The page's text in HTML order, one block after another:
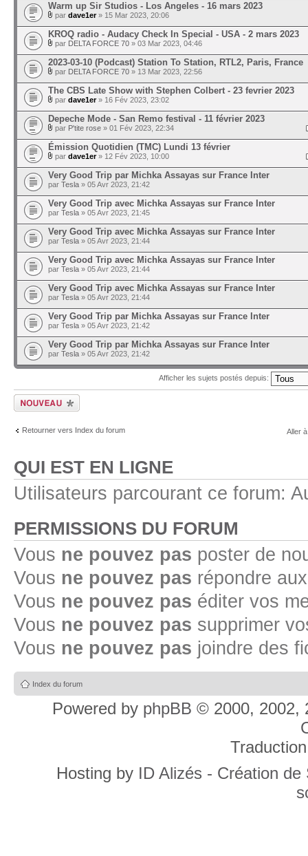
Warm up Sir Studios - Los Angeles - 16 mars 2023
par dave1er» 15 Mar 2023, 20:06
KROQ radio - Audacy Check In Special - USA - 2 mars 2023
par DELTA FORCE 70 » 03 Mar 2023, 04:46
2023-03-10 (Podcast) Station To Station, RTL2, Paris, France
par DELTA FORCE 70 » 13 Mar 2023, 22:56
The CBS Late Show with Stephen Colbert - 23 fevrier 2023
par dave1er» 16 Fév 2023, 23:02
Depeche Mode - San Remo festival - 11 février 2023
par P'tite rose » 01 Fév 2023, 22:34
Émission Quotidien (TMC) Lundi 13 février
par dave1er» 12 Fév 2023, 10:00
Very Good Trip par Michka Assayas sur France Inter
par Tesla » 05 Avr 2023, 21:42
Very Good Trip avec Michka Assayas sur France Inter
par Tesla » 05 Avr 2023, 21:45
Very Good Trip avec Michka Assayas sur France Inter
par Tesla » 05 Avr 2023, 21:44
Very Good Trip avec Michka Assayas sur France Inter
par Tesla » 05 Avr 2023, 21:44
Very Good Trip avec Michka Assayas sur France Inter
par Tesla » 05 Avr 2023, 21:44
Very Good Trip par Michka Assayas sur France Inter
par Tesla » 05 Avr 2023, 21:42
Very Good Trip par Michka Assayas sur France Inter
par Tesla » 05 Avr 2023, 21:42
Afficher les sujets postés depuis:
Ecrire un nouveau
sujet
Retourner vers Index du forum Aller
QUI EST EN LIGNE
Utilisateurs parcourant ce forum:
PERMISSIONS DU FORUM
Vous ne pouvez pas poster de
Vous ne pouvez pas répondre
Vous ne pouvez pas éditer vos
Vous ne pouvez pas supprimer
Vous ne pouvez pas joindre des
Index du forum
Powered by phpBB © 2000, 2002,
Hosting by ID Alizés - Création